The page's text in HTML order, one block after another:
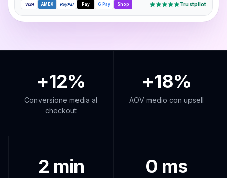
VISA AMEX PayPal Pay G Pay Shop Trustpilot
+12%
Conversione media al
checkout
+18%
AOV medio con upsell
2 min 0 ms